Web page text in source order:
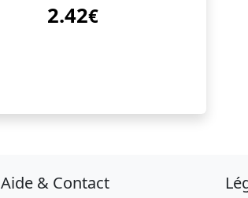
2.42€
Aide & Contact